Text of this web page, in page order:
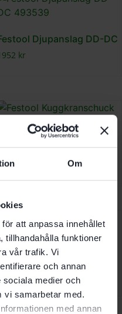
Om
att anpassa innehållet
tillhandahålla funktioner
vår trafik. Vi
och annan
sociala medier och
vi samarbetar med.
med annan
Djupanslag DD-DC
kr
Kuggkranschuck
16 FFP
Mobilt borrstativ
40
kr